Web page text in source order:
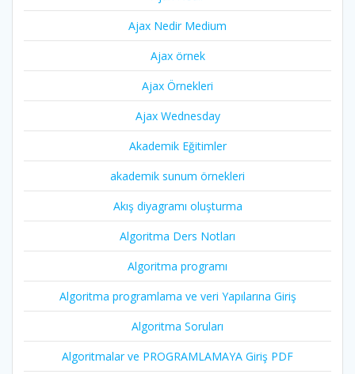
Ajax Nedir Medium
Ajax örnek
Ajax Örnekleri
Ajax Wednesday
Akademik Eğitimler
akademik sunum örnekleri
Akış diyagramı oluşturma
Algoritma Ders Notları
Algoritma programı
Algoritma programlama ve veri Yapılarına Giriş
Algoritma Soruları
Algoritmalar ve PROGRAMLAMAYA Giriş PDF